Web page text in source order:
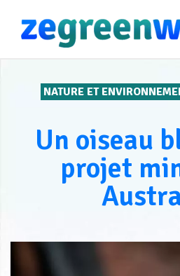
NATURE ET
Un oiseau
projet